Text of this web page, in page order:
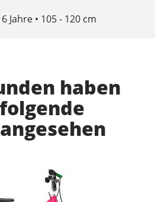
Jahre • 105 - 120 cm
haben